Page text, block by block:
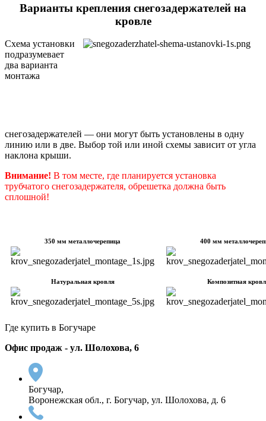
Варианты крепления снегозадержателей на
кровле
Схема установки
подразумевает
два варианта
монтажа
снегозадержателей — они могут быть установлены в одну
линию или в две. Выбор той или иной схемы зависит от угла
наклона крыши.
Внимание! В том месте, где планируется установка
трубчатого снегозадержателя, обрешетка должна быть
сплошной!
350 мм металлочерепица 400 мм
Натуральная кровля Композитная
Где купить в Богучаре
Офис продаж - ул. Шолохова, 6
Богучар,
Воронежская обл., г. Богучар, ул. Шолохова, д. 6